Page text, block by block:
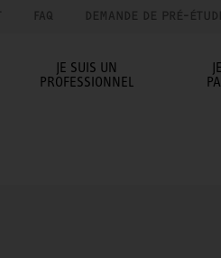
FAQ DEMANDE DE PRÉ-
JE SUIS UN
PROFESSIONNEL